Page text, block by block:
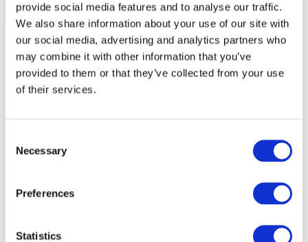
provide social media features and to analyse our traffic.
We also share information about your use of our site with
our social media, advertising and analytics partners who
may combine it with other information that you’ve
provided to them or that they’ve collected from your use
of their services.
Selection
Necessary
Preferences
Statistics
Todos los